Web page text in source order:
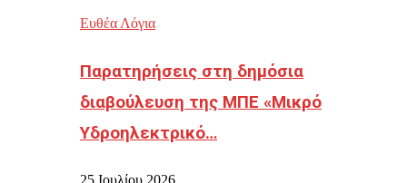
Ευθέα Λόγια
Παρατηρήσεις στη δημόσια
διαβούλευση της ΜΠΕ «Μικρό
Υδροηλεκτρικό…